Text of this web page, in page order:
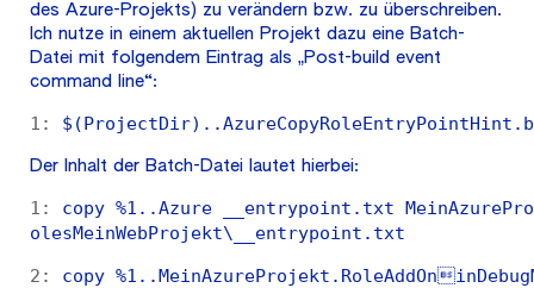
des Azure-Projekts) zu verändern bzw. zu überschreiben.
Ich nutze in einem aktuellen Projekt dazu eine Batch-
Datei mit folgendem Eintrag als „Post-build event
command line“:
1:
Der Inhalt der Batch-Datei lautet hierbei:
1:
copy %1..Azure __entrypoint.txt
olesMeinWebProjekt\__entrypoint.txt
2:
copy